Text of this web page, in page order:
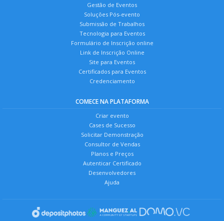
Gestão de Eventos
Soluções Pós-evento
Submissão de Trabalhos
Tecnologia para Eventos
Formulário de Inscrição online
Link de Inscrição Online
Site para Eventos
Certificados para Eventos
Credenciamento
COMECE NA PLATAFORMA
Criar evento
Cases de Sucesso
Solicitar Demonstração
Consultor de Vendas
Planos e Preços
Autenticar Certificado
Desenvolvedores
Ajuda